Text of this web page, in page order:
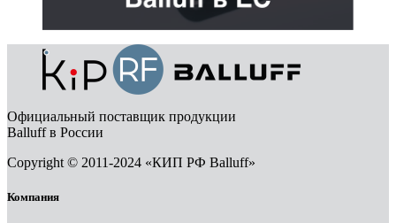
Официальный поставщик продукции
Balluff в России
Copyright © 2011-2024 «КИП РФ Balluff»
Компания